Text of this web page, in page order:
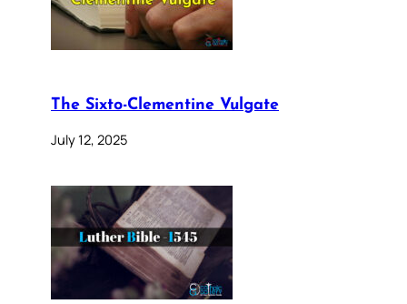
The Sixto-Clementine Vulgate
July 12, 2025